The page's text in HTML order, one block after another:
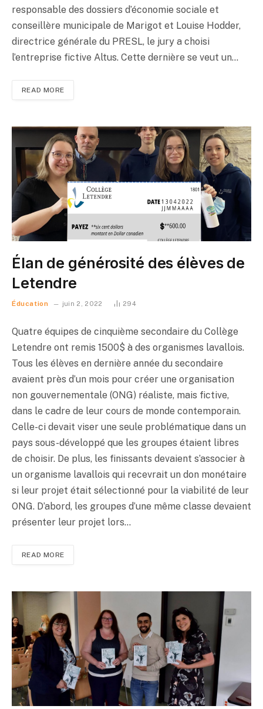
responsable des dossiers d’économie sociale et
conseillère municipale de Marigot et Louise Hodder,
directrice générale du PRESL, le jury a choisi
l’entreprise fictive Altus. Cette dernière se veut un…
READ MORE
Élan de générosité des élèves de
Letendre
Éducation juin 2, 2022 294
Quatre équipes de cinquième secondaire du Collège
Letendre ont remis 1500$ à des organismes lavallois.
Tous les élèves en dernière année du secondaire
avaient près d’un mois pour créer une organisation
non gouvernementale (ONG) réaliste, mais fictive,
dans le cadre de leur cours de monde contemporain.
Celle-ci devait viser une seule problématique dans un
pays sous-développé que les groupes étaient libres
de choisir. De plus, les finissants devaient s’associer à
un organisme lavallois qui recevrait un don monétaire
si leur projet était sélectionné pour la viabilité de leur
ONG. D’abord, les groupes d’une même classe devaient
présenter leur projet lors…
READ MORE
Want me to call you
back? :)
Send